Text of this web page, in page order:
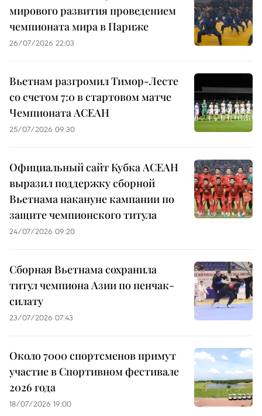
мирового развития проведением
чемпионата мира в Париже
26/07/2026 22:03
Вьетнам разгромил Тимор-Лесте
со счетом 7:0 в стартовом матче
Чемпионата АСЕАН
25/07/2026 09:30
Официальный сайт Кубка АСЕАН
выразил поддержку сборной
Вьетнама накануне кампании по
защите чемпионского титула
24/07/2026 09:20
Сборная Вьетнама сохранила
титул чемпиона Азии по пенчак-
силату
23/07/2026 07:43
Около 7000 спортсменов примут
участие в Спортивном фестивале
2026 года
18/07/2026 19:00